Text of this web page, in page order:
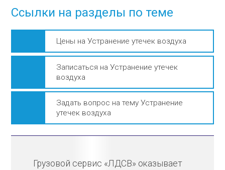
Ссылки на разделы по теме
Цены на Устранение утечек воздуха
Записаться на Устранение утечек
воздуха
Задать вопрос на тему Устранение
утечек воздуха
Грузовой сервис «ЛДСВ» оказывает